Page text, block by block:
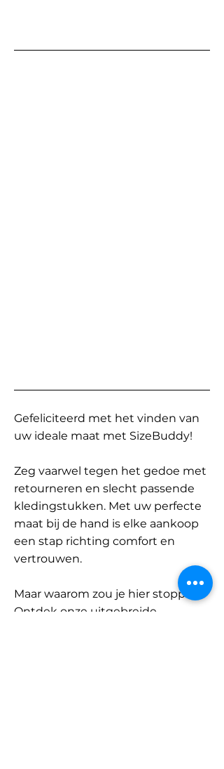
Gefeliciteerd met het vinden van
uw ideale maat met SizeBuddy!
Zeg vaarwel tegen het gedoe met
retourneren en slecht passende
kledingstukken. Met uw perfecte
maat bij de hand is elke aankoop
een stap richting comfort en
vertrouwen.
Maar waarom zou je hier stoppen?
Ontdek onze uitgebreide